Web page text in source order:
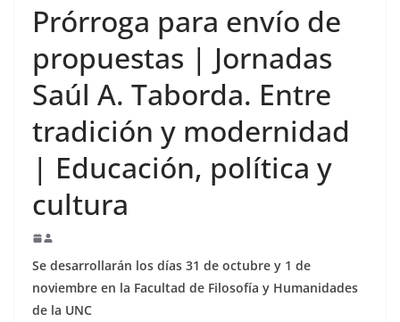
Prórroga para envío de
propuestas | Jornadas
Saúl A. Taborda. Entre
tradición y modernidad
| Educación, política y
cultura
Se desarrollarán los días 31 de octubre y 1 de
noviembre en la Facultad de Filosofía y Humanidades
de la UNC